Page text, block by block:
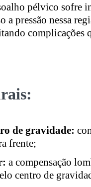
pélvico sofre
a pressão nessa
complicações
de gravidade:
frente;
a compensação
centro de